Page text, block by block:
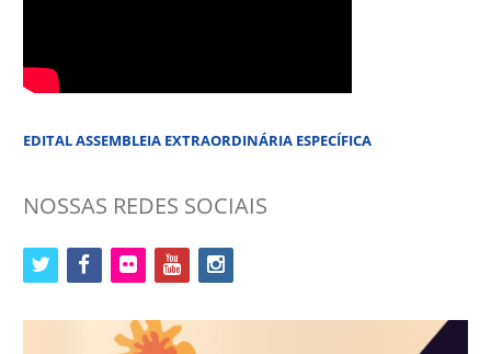
EDITAL ASSEMBLEIA EXTRAORDINÁRIA ESPECÍFICA
NOSSAS REDES SOCIAIS
twitter facebookflickr youtubeinstagram